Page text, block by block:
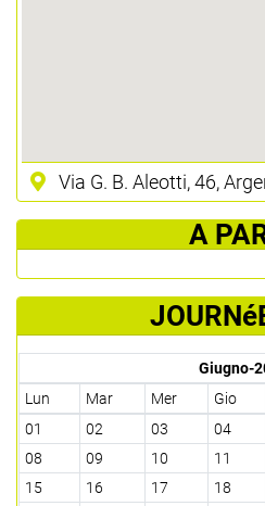
Via G. B. Aleotti, 46,
A
Giugno-
Lun
Mar Mer Gio
01
02 03 04
08
09 10 11
15
16 17 18